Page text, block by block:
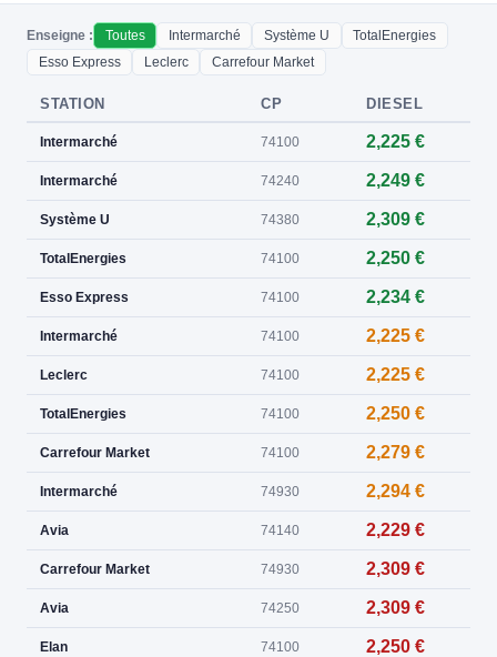
Enseigne : Toutes Intermarché Système U
TotalEnergies
Esso Express
Leclerc Carrefour Market
STATION CP DIESEL
Intermarché 74100 2,225 €
Intermarché 74240 2,249 €
Système U 74380 2,309 €
TotalEnergies 74100 2,250 €
Esso Express 74100 2,234 €
Intermarché 74100 2,225 €
Leclerc 74100 2,225 €
TotalEnergies 74100 2,250 €
Carrefour Market 74100 2,279 €
Intermarché 74930 2,294 €
Avia 74140 2,229 €
Carrefour Market 74930 2,309 €
Avia 74250 2,309 €
Elan 74100 2,250 €